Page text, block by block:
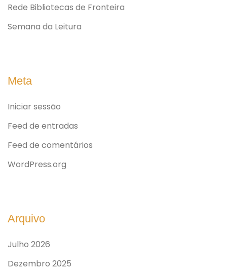
Rede Bibliotecas de Fronteira
Semana da Leitura
Meta
Iniciar sessão
Feed de entradas
Feed de comentários
WordPress.org
Arquivo
Julho 2026
Dezembro 2025